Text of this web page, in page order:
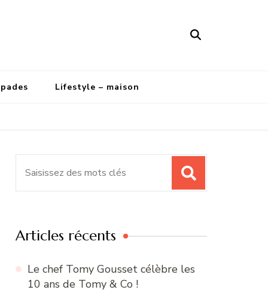
Lifestyle – maison
Articles récents
Le chef Tomy Gousset célèbre les
10 ans de Tomy & Co !